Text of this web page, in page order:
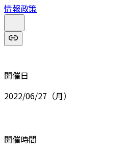
情報政策
開催日
2022/06/27（月）
開催時間